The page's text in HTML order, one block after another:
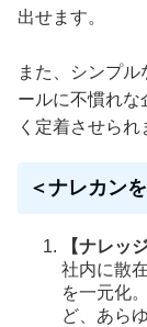
出せます。
また、シンプ
ールに不慣れな
く定着させられ
＜ナレカン
【ナレッ
社内に散
を一元化
ど、あら